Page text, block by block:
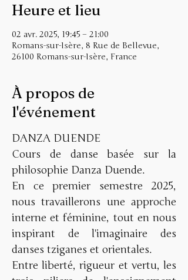
Heure et lieu
02 avr. 2025, 19:45 – 21:00
Romans-sur-Isère, 8 Rue de Bellevue,
26100 Romans-sur-Isère, France
À propos de
l'événement
DANZA DUENDE
Cours de danse basée sur la
philosophie Danza Duende.
En ce premier semestre 2025,
nous travaillerons une approche
interne et féminine, tout en nous
inspirant de l'imaginaire des
danses tziganes et orientales.
Entre liberté, rigueur et vertu, les